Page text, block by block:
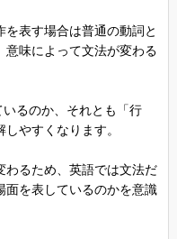
表す場合は普通の動詞と
意味によって文法が変わる
いるのか、それとも「行
やすくなります。
わるため、英語では文法だ
面を表しているのかを意識